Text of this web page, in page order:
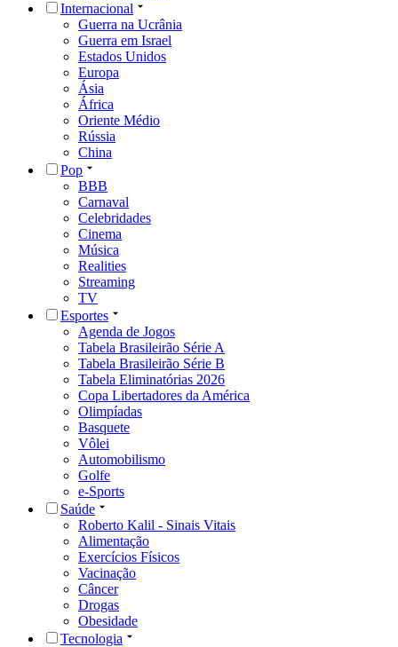
Internacional
Guerra na Ucrânia
Guerra em Israel
Estados Unidos
Europa
Ásia
África
Oriente Médio
Rússia
China
Pop
BBB
Carnaval
Celebridades
Cinema
Música
Realities
Streaming
TV
Esportes
Agenda de Jogos
Tabela Brasileirão Série A
Tabela Brasileirão Série B
Tabela Eliminatórias 2026
Copa Libertadores da América
Olimpíadas
Basquete
Vôlei
Automobilismo
Golfe
e-Sports
Saúde
Roberto Kalil - Sinais Vitais
Alimentação
Exercícios Físicos
Vacinação
Câncer
Drogas
Obesidade
Tecnologia